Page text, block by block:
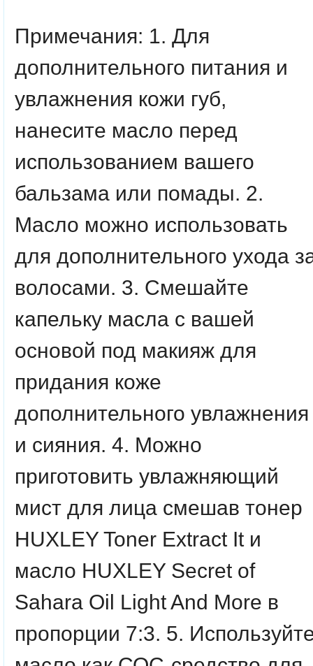
Примечания: 1. Для
дополнительного питания и
увлажнения кожи губ,
нанесите масло перед
использованием вашего
бальзама или помады. 2.
Масло можно использовать
для дополнительного ухода
волосами. 3. Смешайте
капельку масла с вашей
основой под макияж для
придания коже
дополнительного увлажнения
и сияния. 4. Можно
приготовить увлажняющий
мист для лица смешав тонер
HUXLEY Toner Extract It и
масло HUXLEY Secret of
Sahara Oil Light And More в
пропорции 7:3. 5.